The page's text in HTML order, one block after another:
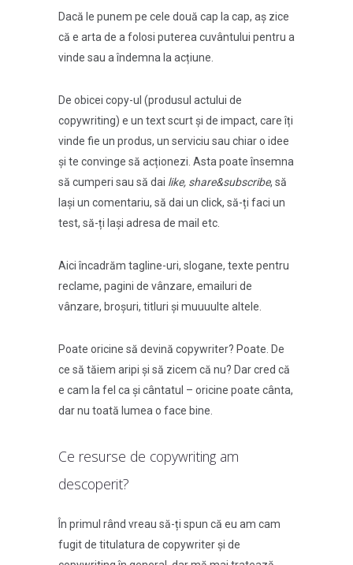
Dacă le punem pe cele două cap la cap, aș zice
că e arta de a folosi puterea cuvântului pentru a
vinde sau a îndemna la acțiune.
De obicei copy-ul (produsul actului de
copywriting) e un text scurt și de impact, care îți
vinde fie un produs, un serviciu sau chiar o idee
și te convinge să acționezi. Asta poate însemna
să cumperi sau să dai like, share&subscribe, să
lași un comentariu, să dai un click, să-ți faci un
test, să-ți lași adresa de mail etc.
Aici încadrăm tagline-uri, slogane, texte pentru
reclame, pagini de vânzare, emailuri de
vânzare, broșuri, titluri și muuuulte altele.
Poate oricine să devină copywriter? Poate. De
ce să tăiem aripi și să zicem că nu? Dar cred că
e cam la fel ca și cântatul – oricine poate cânta,
dar nu toată lumea o face bine.
Ce resurse de copywriting am
descoperit?
În primul rând vreau să-ți spun că eu am cam
fugit de titulatura de copywriter și de